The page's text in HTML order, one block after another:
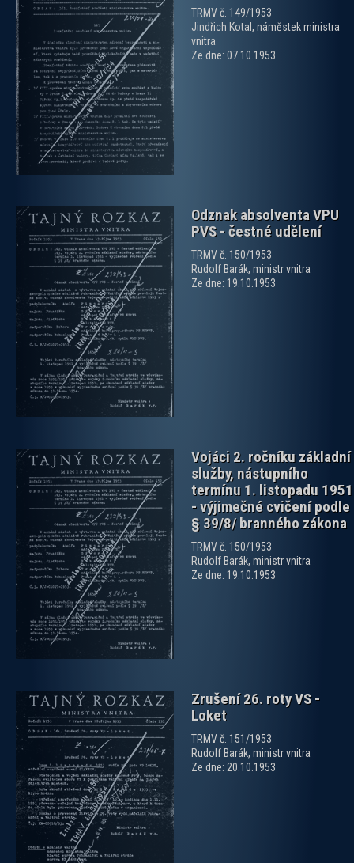
TRMV č. 149/1953
Jindřich Kotal, náměstek ministra
vnitra
Ze dne: 07.10.1953
Odznak absolventa VPU
PVS - čestné udělení
TRMV č. 150/1953
Rudolf Barák, ministr vnitra
Ze dne: 19.10.1953
zobrazit PDF dokument
Vojáci 2. ročníku základní
služby, nástupního
termínu 1. listopadu 1951
- výjimečné cvičení podle
§ 39/8/ branného zákona
TRMV č. 150/1953
Rudolf Barák, ministr vnitra
Ze dne: 19.10.1953
zobrazit PDF dokument
Zrušení 26. roty VS -
Loket
TRMV č. 151/1953
Rudolf Barák, ministr vnitra
Ze dne: 20.10.1953
zobrazit PDF dokument
zobrazit PDF dokument